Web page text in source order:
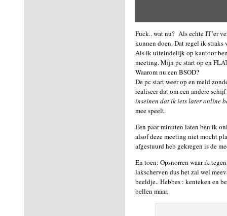
Fuck.. wat nu? Als echte IT’er
kunnen doen. Dat regel ik straks
Als ik uiteindelijk op kantoor
meeting. Mijn pc start op en
Waarom nu een BSOD?
De pc start weer op en meld
realiseer dat om een andere
inseinen dat ik iets later online
mee speelt.
Een paar minuten laten ben ik
alsof deze meeting niet mocht
afgestuurd heb gekregen is de
En toen: Opsnorren waar ik
lakscherven dus het zal wel
beeldje.. Hebbes : kenteken en
bellen maar.